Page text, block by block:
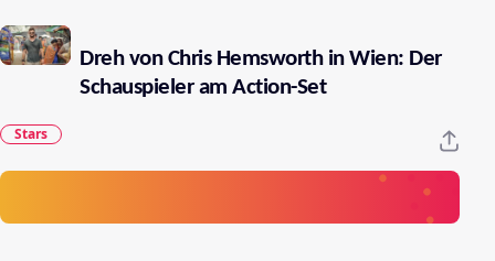
Dreh von Chris Hemsworth in Wien: Der
Schauspieler am Action-Set
Stars